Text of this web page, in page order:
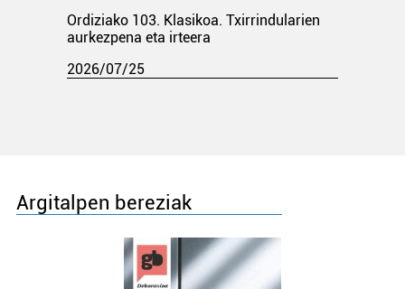
Ordiziako 103. Klasikoa. Txirrindularien
aurkezpena eta irteera
2026/07/25
Argitalpen bereziak